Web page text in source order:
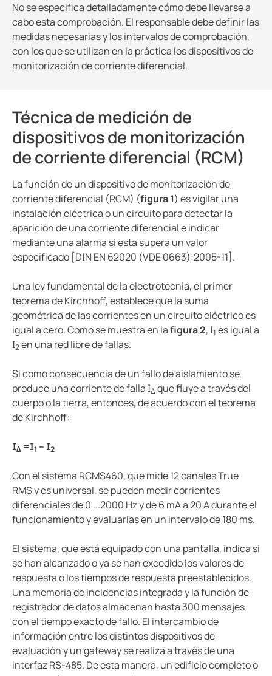
No se especifica detalladamente cómo debe llevarse a
cabo esta comprobación. El responsable debe definir las
medidas necesarias y los intervalos de comprobación,
con los que se utilizan en la práctica los dispositivos de
monitorización de corriente diferencial.
Técnica de medición de
dispositivos de monitorización
de corriente diferencial (RCM)
La función de un dispositivo de monitorización de
corriente diferencial (RCM) (figura 1) es vigilar una
instalación eléctrica o un circuito para detectar la
aparición de una corriente diferencial e indicar
mediante una alarma si esta supera un valor
especificado [DIN EN 62020 (VDE 0663):2005-11].
Una ley fundamental de la electrotecnia, el primer
teorema de Kirchhoff, establece que la suma
geométrica de las corrientes en un circuito eléctrico es
igual a cero. Como se muestra en lafigura 2, I1 es igual a
I2en una red libre de fallas.
Si como consecuencia de un fallo de aislamiento se
produce una corriente de falla IΔque fluye a través del
cuerpo o la tierra, entonces, de acuerdo con el teorema
de Kirchhoff:
I∆ =I1 – I2
Con el sistema RCMS460, que mide 12 canales True
RMS y es universal, se pueden medir corrientes
diferenciales de 0 ...2000 Hz y de 6 mA a 20 A durante el
funcionamiento y evaluarlas en un intervalo de 180 ms.
El sistema, que está equipado con una pantalla, indica si
se han alcanzado o ya se han excedido los valores de
respuesta o los tiempos de respuesta preestablecidos.
Una memoria de incidencias integrada y la función de
registrador de datos almacenan hasta 300 mensajes
con el tiempo exacto de fallo. El intercambio de
información entre los distintos dispositivos de
evaluación y un gateway se realiza a través de una
interfaz RS-485. De esta manera, un edificio completo o